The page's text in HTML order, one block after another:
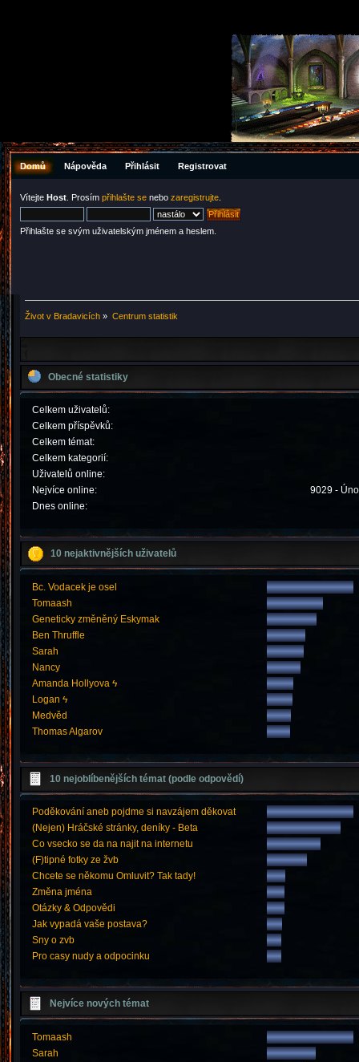
Domů Nápověda Přihlásit Registrovat
Vítejte Host . Prosím přihlašte se nebo zaregistrujte
Přihlašte se svým uživatelským jménem a heslem.
Život v Bradavicích » Centrum statistik
Obecné statistiky
Celkem uživatelů:
Celkem příspěvků:
Celkem témat:
Celkem kategorií:
Uživatelů online:
Nejvíce online:
9029 -
Dnes online:
10 nejaktivnějších uživatelů
Bc. Vodacek je osel
Tomaash
Geneticky změněný Eskymak
Ben Thruffle
Sarah
Nancy
Amanda Hollyova ϟ
Logan ϟ
Medvěd
Thomas Algarov
10 nejoblíbenějších témat (podle odpovědí)
Poděkování aneb pojdme si navzájem děkovat
(Nejen) Hráčské stránky, deníky - Beta
Co vsecko se da na najit na internetu
(F)tipné fotky ze žvb
Chcete se někomu Omluvit? Tak tady!
Změna jména
Otázky & Odpovědi
Jak vypadá vaše postava?
Sny o zvb
Pro casy nudy a odpocinku
Nejvíce nových témat
Tomaash
Sarah